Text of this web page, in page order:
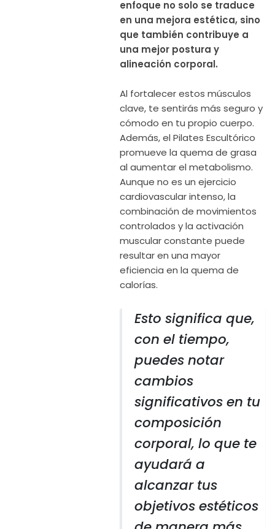
enfoque no solo se traduce
en una mejora estética, sino
que también contribuye a
una mejor postura y
alineación corporal.
Al fortalecer estos músculos
clave, te sentirás más seguro y
cómodo en tu propio cuerpo.
Además, el Pilates Escultórico
promueve la quema de grasa
al aumentar el metabolismo.
Aunque no es un ejercicio
cardiovascular intenso, la
combinación de movimientos
controlados y la activación
muscular constante puede
resultar en una mayor
eficiencia en la quema de
calorías.
Esto significa que,
con el tiempo,
puedes notar
cambios
significativos en tu
composición
corporal, lo que te
ayudará a
alcanzar tus
objetivos estéticos